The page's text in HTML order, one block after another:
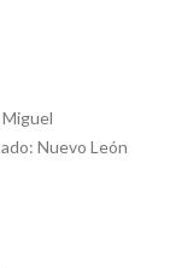
Nuevo León